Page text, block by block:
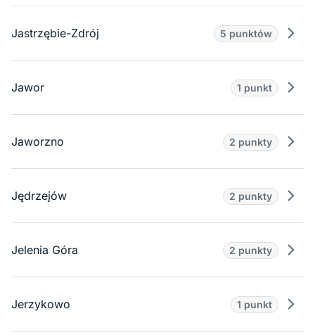
Jastrzębie-Zdrój 5 punktów
Jawor 1 punkt
Jaworzno 2 punkty
Jędrzejów 2 punkty
Jelenia Góra 2 punkty
Jerzykowo 1 punkt